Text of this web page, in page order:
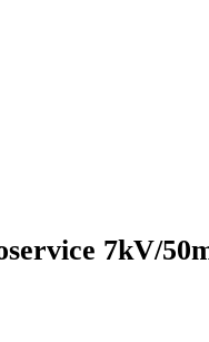
7kV/